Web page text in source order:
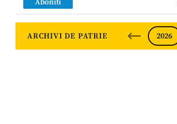
Aboniti
ARCHIVI DE PATRIE 2026